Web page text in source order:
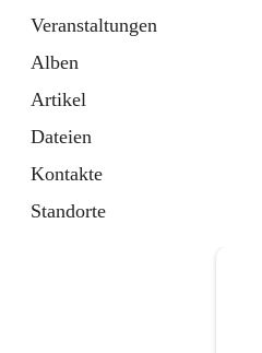
Veranstaltungen
Alben
Artikel
Dateien
Kontakte
Standorte